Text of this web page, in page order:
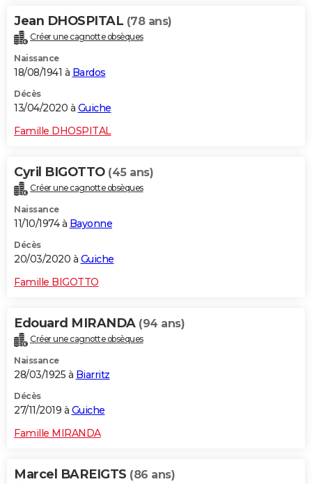
Jean DHOSPITAL (78 ans)
Créer une cagnotte obsèques
Naissance
18/08/1941 à Bardos
Décès
13/04/2020 à Guiche
Famille DHOSPITAL
Cyril BIGOTTO (45 ans)
Créer une cagnotte obsèques
Naissance
11/10/1974 à Bayonne
Décès
20/03/2020 à Guiche
Famille BIGOTTO
Edouard MIRANDA (94 ans)
Créer une cagnotte obsèques
Naissance
28/03/1925 à Biarritz
Décès
27/11/2019 à Guiche
Famille MIRANDA
Marcel BAREIGTS (86 ans)